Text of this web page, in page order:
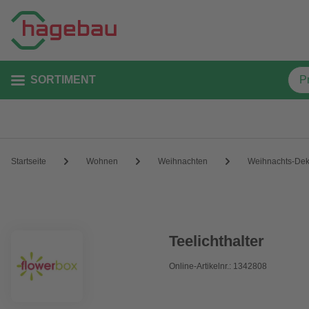
SORTIMENT
Startseite Wohnen Weihnachten Weihnachts-
Teelichthalter
Online-Artikelnr.: 1342808